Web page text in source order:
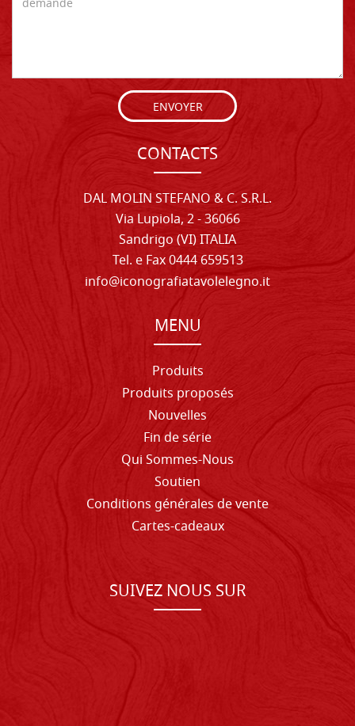
ENVOYER
CONTACTS
DAL MOLIN STEFANO & C. S.R.L.
Via Lupiola, 2 - 36066
Sandrigo (VI) ITALIA
Tel. e Fax 0444 659513
info@iconografiatavolelegno.it
MENU
Produits
Produits proposés
Nouvelles
Fin de série
Qui Sommes-Nous
Soutien
Conditions générales de vente
Cartes-cadeaux
SUIVEZ NOUS SUR